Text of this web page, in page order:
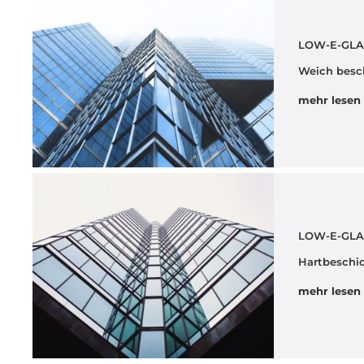
LOW-E-
Weich
mehr lesen
LOW-E-
mehr lesen